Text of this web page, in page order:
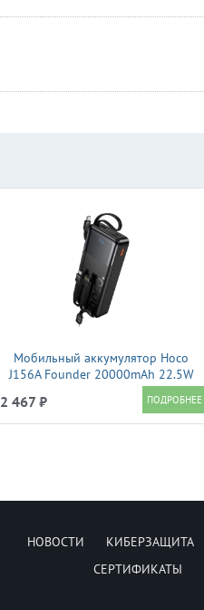
Мобильный аккумулятор Hoco
J156A Founder 20000mAh 22.5W
3A черный (62284)
2 467 ₽
НОВОСТИ КИБЕРЗАЩИТА
СЕРТИФИКАТЫ